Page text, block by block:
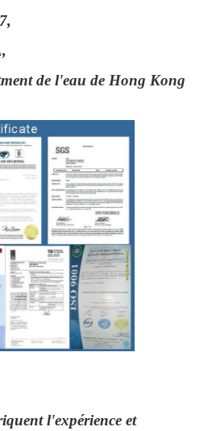
de l'eau de Hong Kong
l'expérience et